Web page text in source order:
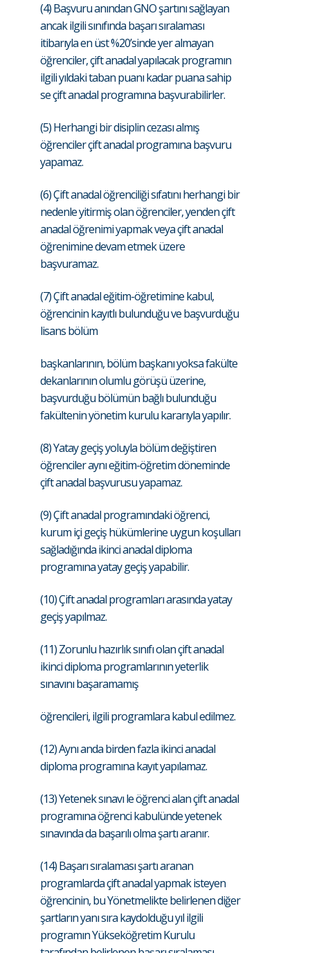
(4) Başvuru anından GNO şartını sağlayan
ancak ilgili sınıfında başarı sıralaması
itibarıyla en üst %20’sinde yer almayan
öğrenciler, çift anadal yapılacak programın
ilgili yıldaki taban puanı kadar puana sahip
se çift anadal programına başvurabilirler.
(5) Herhangi bir disiplin cezası almış
öğrenciler çift anadal programına başvuru
yapamaz.
(6) Çift anadal öğrenciliği sıfatını herhangi bir
nedenle yitirmiş olan öğrenciler, yenden çift
anadal öğrenimi yapmak veya çift anadal
öğrenimine devam etmek üzere
başvuramaz.
(7) Çift anadal eğitim-öğretimine kabul,
öğrencinin kayıtlı bulunduğu ve başvurduğu
lisans bölüm
başkanlarının, bölüm başkanı yoksa fakülte
dekanlarının olumlu görüşü üzerine,
başvurduğu bölümün bağlı bulunduğu
fakültenin yönetim kurulu kararıyla yapılır.
(8) Yatay geçiş yoluyla bölüm değiştiren
öğrenciler aynı eğitim-öğretim döneminde
çift anadal başvurusu yapamaz.
(9) Çift anadal programındaki öğrenci,
kurum içi geçiş hükümlerine uygun koşulları
sağladığında ikinci anadal diploma
programına yatay geçiş yapabilir.
(10) Çift anadal programları arasında yatay
geçiş yapılmaz.
(11) Zorunlu hazırlık sınıfı olan çift anadal
ikinci diploma programlarının yeterlik
sınavını başaramamış
öğrencileri, ilgili programlara kabul edilmez.
(12) Aynı anda birden fazla ikinci anadal
diploma programına kayıt yapılamaz.
(13) Yetenek sınavı le öğrenci alan çift anadal
programına öğrenci kabulünde yetenek
sınavında da başarılı olma şartı aranır.
(14) Başarı sıralaması şartı aranan
programlarda çift anadal yapmak isteyen
öğrencinin, bu Yönetmelikte belirlenen diğer
şartların yanı sıra kaydolduğu yıl ilgili
programın Yükseköğretim Kurulu